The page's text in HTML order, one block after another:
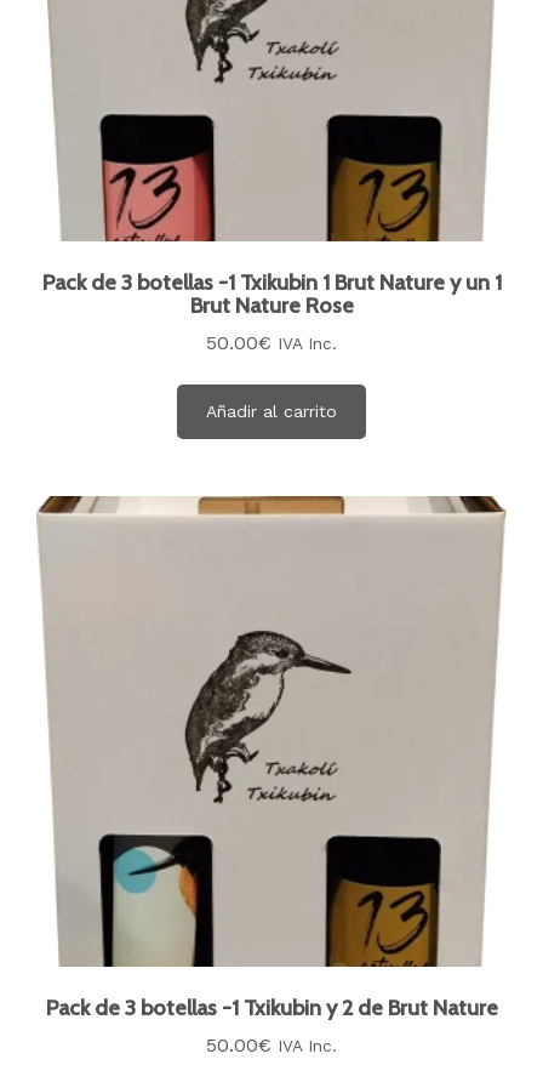
Pack de 3 botellas -1 Txikubin 1 Brut Nature y un 1
Brut Nature Rose
50.00€ IVA Inc.
Añadir al carrito
Pack de 3 botellas -1 Txikubin y 2 de Brut Nature
50.00€ IVA Inc.